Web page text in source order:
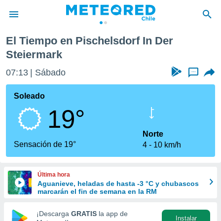
de
para
la
calidad.
a este
forma
digital
El Tiempo en Pischelsdorf In Der
Steiermark
07:13 Sábado ...
Soleado
19°
Sensación de 19°
Norte
4
10 km/h
Última hora
Aguanieve, heladas de hasta -3 °C y chubascos
marcarán el fin de semana en la RM
¡Descarga GRATIS la app de
Instalar